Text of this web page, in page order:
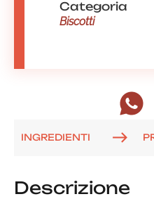
Categoria
Biscotti
INGREDIENTI
Descrizione